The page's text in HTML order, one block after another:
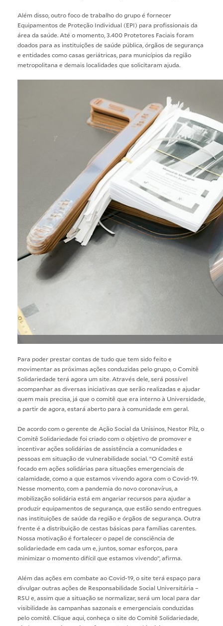
Além disso, outro foco de trabalho do grupo é fornecer
Equipamentos de Proteção Individual (EPI) para profissionais da
área da saúde. Até o momento, 3.400 Protetores Faciais foram
doados para as instituições de saúde pública, órgãos de segurança
e entidades como casas geriátricas, para municípios da região
metropolitana e demais localidades que solicitaram ajuda.
Para poder prestar contas de tudo que tem sido feito e
movimentar as próximas ações conduzidas pelo grupo, o Comitê
Solidariedade terá agora um site. Através dele, será possível
acompanhar as diversas iniciativas que serão realizadas e ajudar
quem mais precisa, já que o comitê que era interno à Universidade,
a partir de agora, estará aberto para à comunidade em geral.
De acordo com o gerente de Ação Social da Unisinos, Nestor Pilz, o
Comitê Solidariedade foi criado com o objetivo de promover e
incentivar ações solidárias de assistência a comunidades e
pessoas em situação de vulnerabilidade social. “O Comitê está
focado em ações solidárias para situações emergenciais de
calamidade, como a que estamos vivendo agora com o Covid-19.
Nesse momento, com a pandemia do novo coronavírus, a
mobilização solidária está em angariar recursos para ajudar a
produzir equipamentos de segurança, que estão sendo entregues
nas instituições de saúde da região e órgãos de segurança. Outra
frente é a distribuição de cestas básicas para famílias carentes.
Nossa motivação é fortalecer o papel de consciência de
solidariedade em cada um e, juntos, somar esforços, para
minimizar o momento difícil que estamos vivendo”, afirma.
Além das ações em combate ao Covid-19, o site terá espaço para
divulgar outras ações de Responsabilidade Social Universitária –
RSU e, assim que a situação se normalizar, será um local para dar
visibilidade às campanhas sazonais e emergenciais conduzidas
pelo comitê. Clique aqui , conheça o site do Comitê Solidariedade,